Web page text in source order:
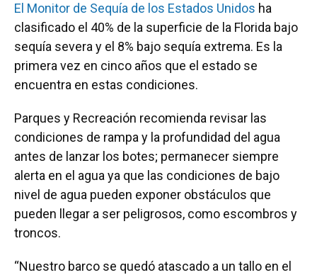
El Monitor de Sequía de los Estados Unidos ha
clasificado el 40% de la superficie de la Florida bajo
sequía severa y el 8% bajo sequía extrema. Es la
primera vez en cinco años que el estado se
encuentra en estas condiciones.
Parques y Recreación recomienda revisar las
condiciones de rampa y la profundidad del agua
antes de lanzar los botes; permanecer siempre
alerta en el agua ya que las condiciones de bajo
nivel de agua pueden exponer obstáculos que
pueden llegar a ser peligrosos, como escombros y
troncos.
“Nuestro barco se quedó atascado a un tallo en el